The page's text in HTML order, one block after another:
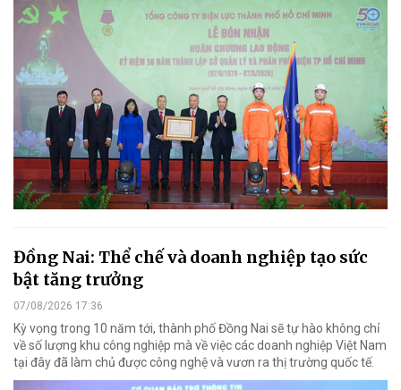
Đồng Nai: Thể chế và doanh nghiệp tạo sức
bật tăng trưởng
07/08/2026 17:36
Kỳ vọng trong 10 năm tới, thành phố Đồng Nai sẽ tự hào không chỉ
về số lượng khu công nghiệp mà về việc các doanh nghiệp Việt Nam
tại đây đã làm chủ được công nghệ và vươn ra thị trường quốc tế.